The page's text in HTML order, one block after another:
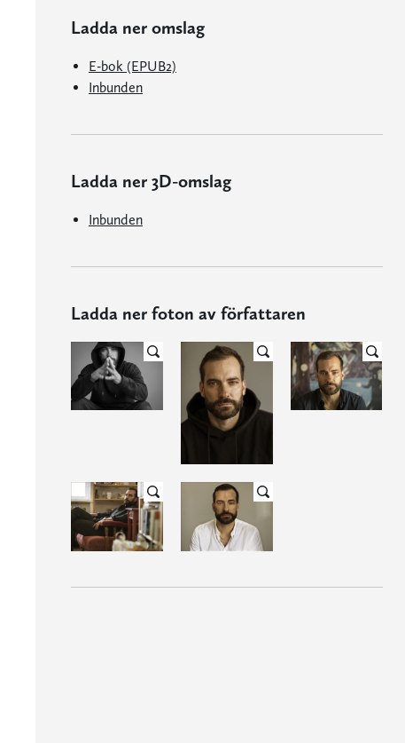
Ladda ner omslag
E-bok (EPUB2)
Inbunden
Ladda ner 3D-omslag
Inbunden
Ladda ner foton av författaren